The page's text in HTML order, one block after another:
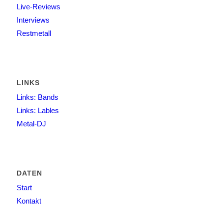
Live-Reviews
Interviews
Restmetall
LINKS
Links: Bands
Links: Lables
Metal-DJ
DATEN
Start
Kontakt